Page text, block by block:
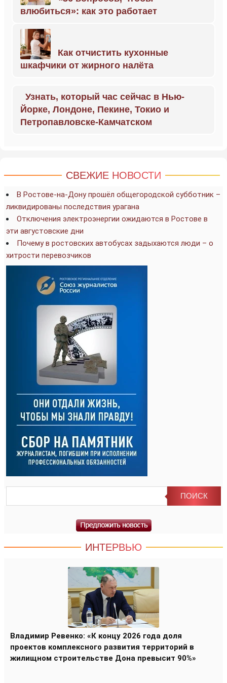
влюбиться»: как это работает
Как отчистить кухонные
шкафчики от жирного налёта
Узнать, который час сейчас в Нью-
Йорке, Лондоне, Пекине, Токио и
Петропавловске-Камчатском
СВЕЖИЕ НОВОСТИ
В Ростове-на-Дону прошёл общегородской субботник –
ликвидированы последствия урагана
Отключения электроэнергии ожидаются в Ростове в
эти августовские дни
Почему в ростовских автобусах задыхаются люди – о
хитрости перевозчиков
ИНТЕРВЬЮ
Владимир Ревенко: «К концу 2026 года доля
проектов комплексного развития территорий в
жилищном строительстве Дона превысит 90%»